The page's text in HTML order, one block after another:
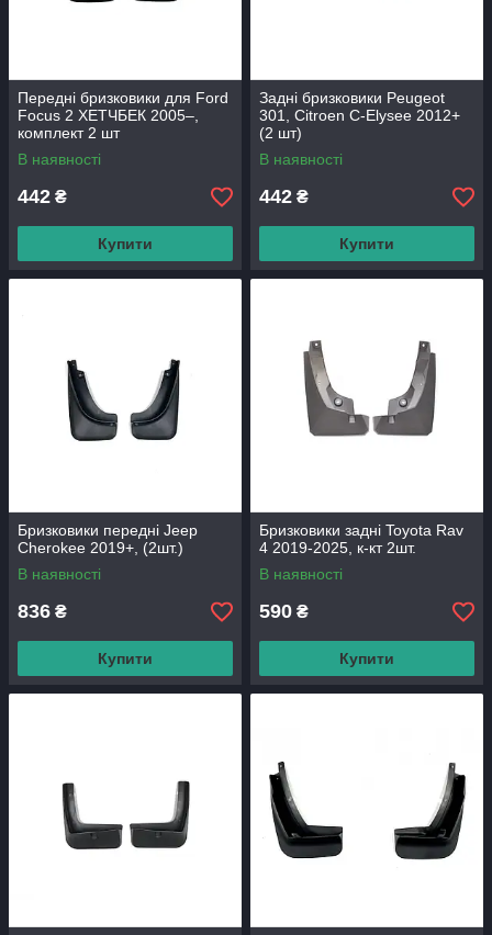
Передні бризковики для Ford
Focus 2 ХЕТЧБЕК 2005–,
комплект 2 шт
В наявності
442 ₴
Купити
Задні бризковики Peugeot
301, Citroen C-Elysee 2012+
(2 шт)
В наявності
442 ₴
Купити
Бризковики передні Jeep
Cherokee 2019+, (2шт.)
В наявності
836 ₴
Купити
Бризковики задні Toyota Rav
4 2019-2025, к-кт 2шт.
В наявності
590 ₴
Купити